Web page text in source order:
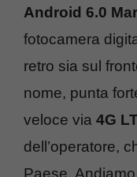
Android 6.0
fotocamera
retro sia sul
nome, punta
veloce via 4G
dell’operatore,
Paese.